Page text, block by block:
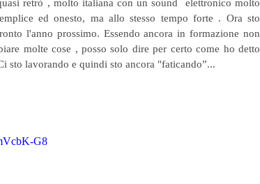
retrò , molto italiana con un sound  elettronico molto
ed onesto, ma allo stesso tempo forte . Ora sto
l'anno prossimo. Essendo ancora in formazione non
molte cose , posso solo dire per certo come ho detto
sto lavorando e quindi sto ancora "faticando”...
G8